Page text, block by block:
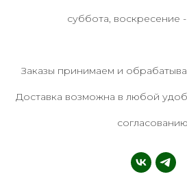
суббота, воскресение
Заказы принимаем и
Доставка возможна в любой